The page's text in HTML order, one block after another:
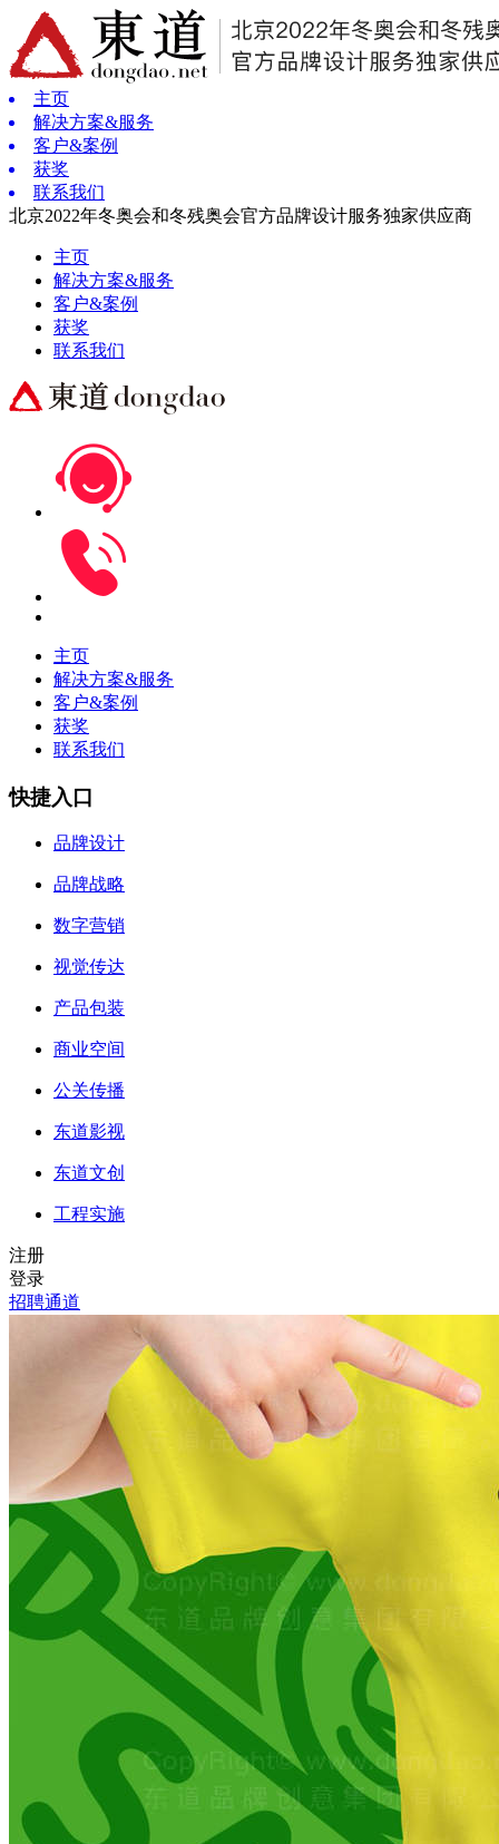
主页
解决方案&服务
客户&案例
获奖
联系我们
北京2022年冬奥会和冬残奥会官方品牌设计服务独家供应商
主页
解决方案&服务
客户&案例
获奖
联系我们
主页
解决方案&服务
客户&案例
获奖
联系我们
快捷入口
品牌设计
品牌战略
数字营销
视觉传达
产品包装
商业空间
公关传播
东道影视
东道文创
工程实施
注册
登录
招聘通道